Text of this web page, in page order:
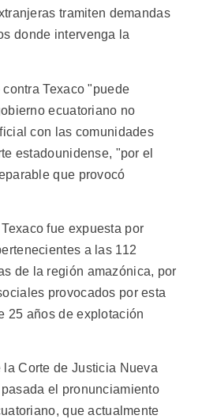
tramiten demandas
donde intervenga la
Texaco "puede
ecuatoriano no
con las comunidades
estadounidense, "por el
que provocó
fue expuesta por
a las 112
de la región amazónica, por
provocados por esta
25 años de explotación
Corte de Justicia Nueva
el pronunciamiento
que actualmente